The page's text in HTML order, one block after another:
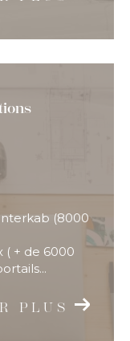
(8000
( + de 6000
PLUS